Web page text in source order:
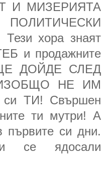
И МИЗЕРИЯТА
хора знаят
и продажните
ДОЙДЕ СЛЕД
НЕ ИМ
ТИ! Свършен
ти мутри! А
първите си дни.
ядосали